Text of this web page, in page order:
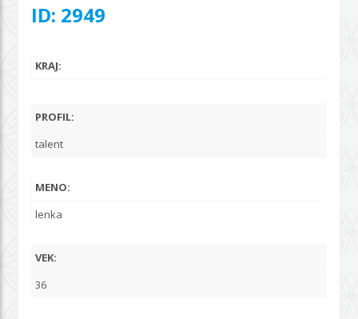
ID: 2949
KRAJ:
PROFIL:
talent
MENO:
lenka
VEK:
36